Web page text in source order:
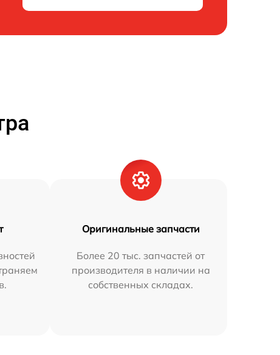
Оригинальные запчасти
Более 20 тыс. запчастей от
производителя в наличии на
собственных складах.